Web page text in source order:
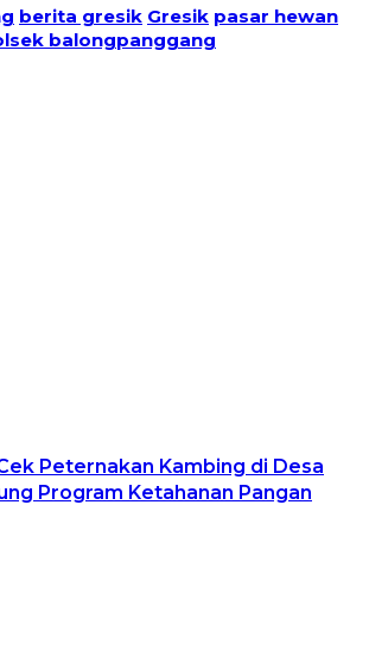
berita gresik Gresik pasar hewan
balongpanggang
Peternakan Kambing di Desa
Program Ketahanan Pangan